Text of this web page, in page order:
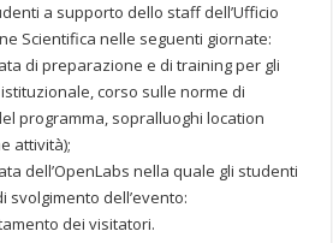
a supporto dello staff dell’Ufficio
Scientifica nelle seguenti giornate:
di preparazione e di training per gli
corso sulle norme di
programma, sopralluoghi location
attività);
dell’OpenLabs nella quale gli studenti
dell’evento:
dei visitatori.